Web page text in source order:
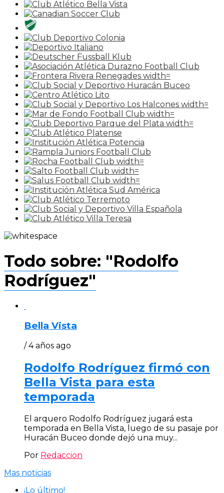
Todo sobre: "Rodolfo
Rodríguez"
Bella Vista
/ 4 años ago
Rodolfo Rodríguez firmó con
Bella Vista para esta
temporada
El arquero Rodolfo Rodríguez jugará esta
temporada en Bella Vista, luego de su pasaje por
Huracán Buceo donde dejó una muy...
Por Redaccion
Mas noticias
¡Lo último!